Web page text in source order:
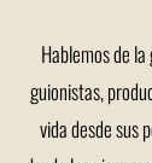
Hablemos de
guionistas,
vida desde sus